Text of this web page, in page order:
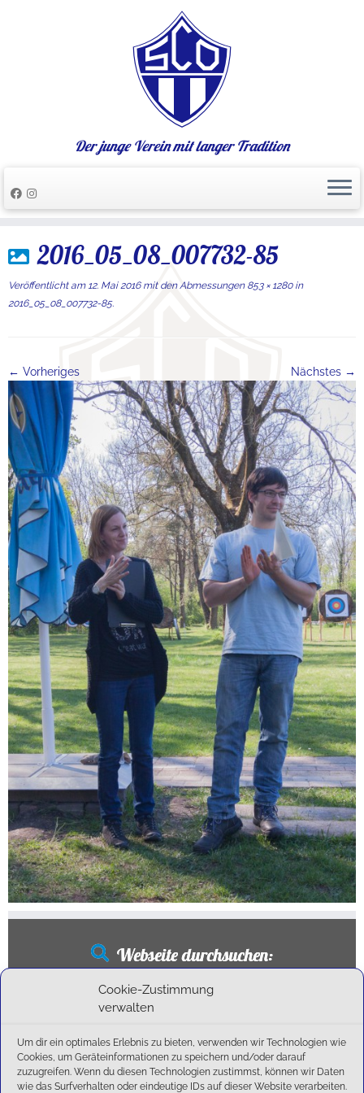
Cookie-Zustimmung
verwalten
Um dir ein optimales Erlebnis zu bieten, verwenden wir Technologien wie
Cookies, um Geräteinformationen zu speichern und/oder darauf
zuzugreifen. Wenn du diesen Technologien zustimmst, können wir Daten
wie das Surfverhalten oder eindeutige IDs auf dieser Website verarbeiten.
Inhalt
Der junge Verein mit langer Tradition
2016_05_08_007732-85
Veröffentlicht am 12. Mai 2016mit den Abmessungen853 × 1280in
2016_05_08_007732-85.
← Vorheriges Nächstes →
Webseite durchsuchen:
Neueste Beiträge